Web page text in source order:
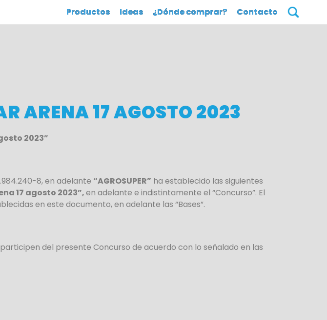
Productos Ideas ¿Dónde comprar? Contacto
ARENA 17 AGOSTO 2023
2023”
8, en adelante “AGROSUPER” ha establecido las siguientes
17 agosto 2023”,en adelante e indistintamente el “Concurso”. El
en este documento, en adelante las “Bases”.
del presente Concurso de acuerdo con lo señalado en las